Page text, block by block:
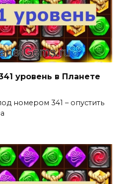
уровень в Планете
номером 341 – опустить